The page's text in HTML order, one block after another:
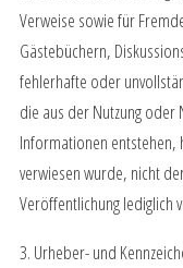
Verweise sowie für
Gästebüchern,
fehlerhafte oder
die aus der Nutzung
Informationen entstehen,
verwiesen wurde, nicht
Veröffentlichung lediglich
3. Urheber- und